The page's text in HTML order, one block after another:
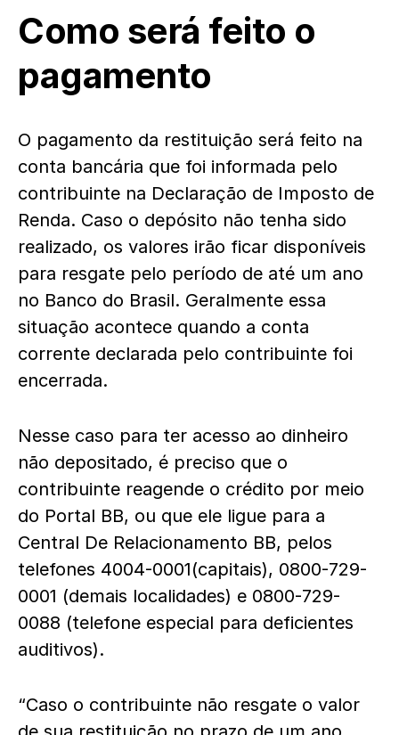
Como será feito o
pagamento
O pagamento da restituição será feito na
conta bancária que foi informada pelo
contribuinte na Declaração de Imposto de
Renda. Caso o depósito não tenha sido
realizado, os valores irão ficar disponíveis
para resgate pelo período de até um ano
no Banco do Brasil. Geralmente essa
situação acontece quando a conta
corrente declarada pelo contribuinte foi
encerrada.
Nesse caso para ter acesso ao dinheiro
não depositado, é preciso que o
contribuinte reagende o crédito por meio
do Portal BB, ou que ele ligue para a
Central De Relacionamento BB, pelos
telefones 4004-0001(capitais), 0800-729-
0001 (demais localidades) e 0800-729-
0088 (telefone especial para deficientes
auditivos).
“Caso o contribuinte não resgate o valor